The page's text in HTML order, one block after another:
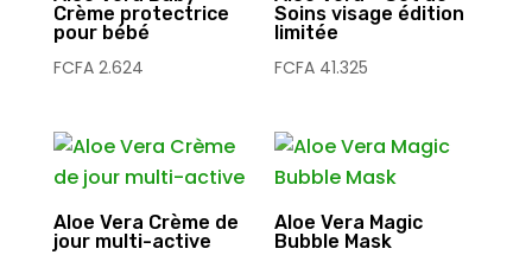
Crème protectrice
pour bébé
FCFA2.624
Soins visage édition
limitée
FCFA 41.325
Aloe Vera Crème de
jour multi-active
Aloe Vera Magic
Bubble Mask